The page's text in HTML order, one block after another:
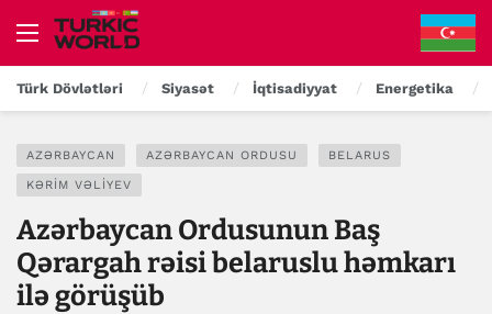
Türk Dövlətləri Siyasət İqtisadiyyat Energetika
AZƏRBAYCAN AZƏRBAYCAN ORDUSU BELARUS
KƏRIM VƏLIYEV
Azərbaycan Ordusunun Baş
Qərargah rəisi belaruslu həmkarı
ilə görüşüb